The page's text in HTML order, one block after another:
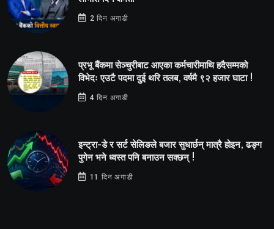
2 दिन अगाडी
प्रभू बैंकमा सेञ्चुरीबाट आएका कर्मचारीमाथि हदैसम्मको
विभेदः एउटै पदमा दुई थरि तलब, वर्षमै ९२ हजार घाटा !
4 दिन अगाडी
इन्ट्रा-डे र सर्ट सेलिङले बजार सुधार्छन् मात्रै होइन, ढङ्ग
पुगेन भने ध्वस्त पनि बनाउन सक्छन् !
11 दिन अगाडी